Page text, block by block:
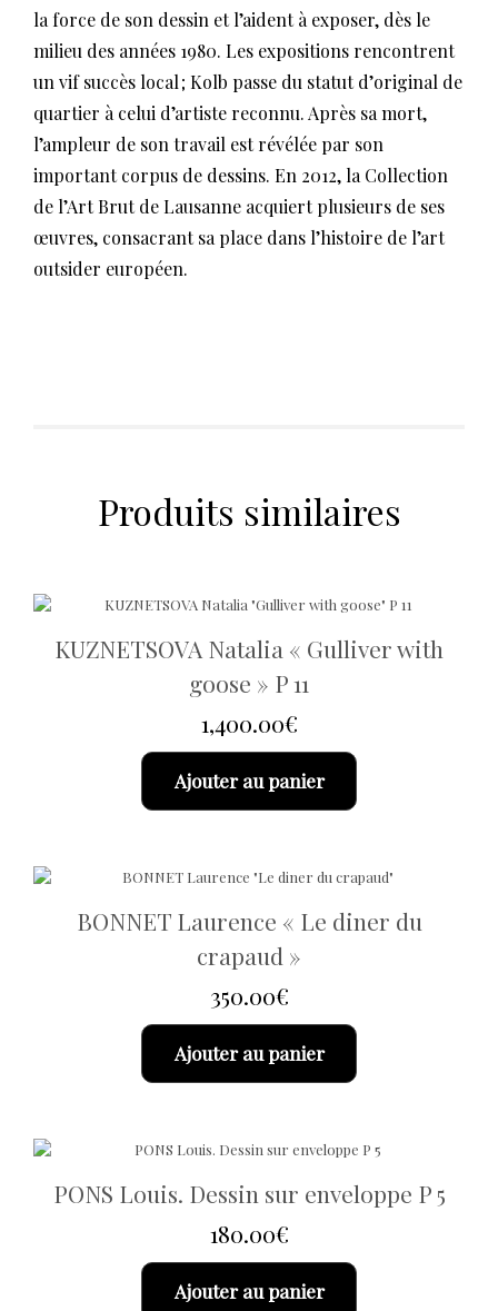
la force de son dessin et l’aident à exposer, dès le
milieu des années 1980. Les expositions rencontrent
un vif succès local ; Kolb passe du statut d’original de
quartier à celui d’artiste reconnu. Après sa mort,
l’ampleur de son travail est révélée par son
important corpus de dessins. En 2012, la Collection
de l’Art Brut de Lausanne acquiert plusieurs de ses
œuvres, consacrant sa place dans l’histoire de l’art
outsider européen.
Produits similaires
KUZNETSOVA Natalia « Gulliver with
goose » P 11
1,400.00€
Ajouter au panier
BONNET Laurence « Le diner du
crapaud »
350.00€
Ajouter au panier
PONS Louis. Dessin sur enveloppe P 5
180.00€
Ajouter au panier